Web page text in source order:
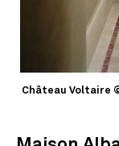
Château Voltaire